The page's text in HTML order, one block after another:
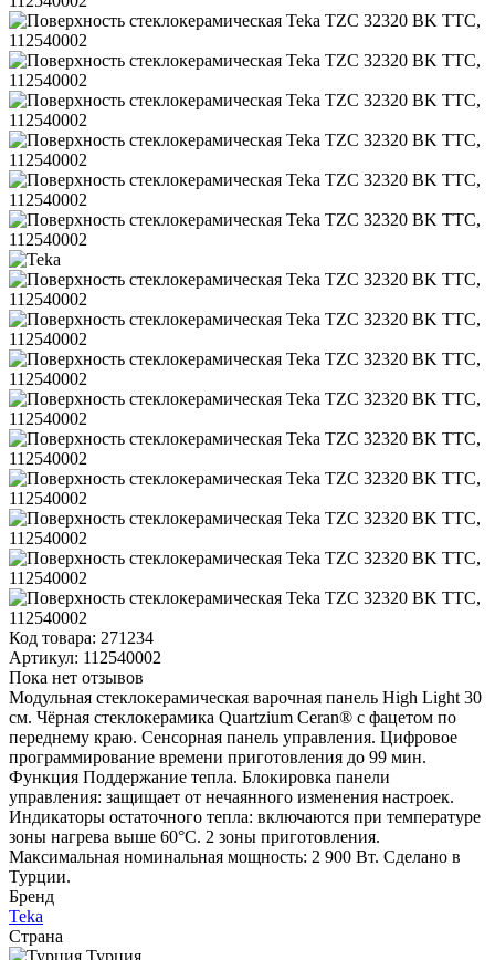
Код товара: 271234
Артикул: 112540002
Пока нет отзывов
Модульная стеклокерамическая варочная панель High Light 30
см. Чёрная стеклокерамика Quartzium Ceran® с фацетом по
переднему краю. Сенсорная панель управления. Цифровое
программирование времени приготовления до 99 мин.
Функция Поддержание тепла. Блокировка панели
управления: защищает от нечаянного изменения настроек.
Индикаторы остаточного тепла: включаются при температуре
зоны нагрева выше 60°С. 2 зоны приготовления.
Максимальная номинальная мощность: 2 900 Вт. Сделано в
Турции.
Бренд
Teka
Страна
Турция